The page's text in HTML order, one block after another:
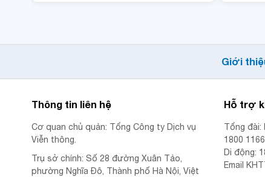
Giới
Thông tin liên hệ
Cơ quan chủ quản: Tổng Công ty Dịch vụ
Viễn thông.
Trụ sở chính: Số 28 đường Xuân Tảo,
phường Nghĩa Đô, Thành phố Hà Nội, Việt
Hỗ trợ
Tổng đài:
1800 1166.
Di động:
Email